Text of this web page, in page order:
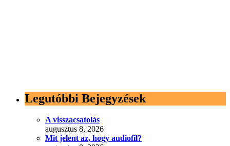
Legutóbbi Bejegyzések
A visszacsatolás
augusztus 8, 2026
Mit jelent az, hogy audiofil?